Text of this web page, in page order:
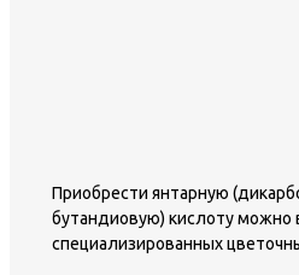
Приобрести янтарную
бутандиовую) кислоту можно
специализированных